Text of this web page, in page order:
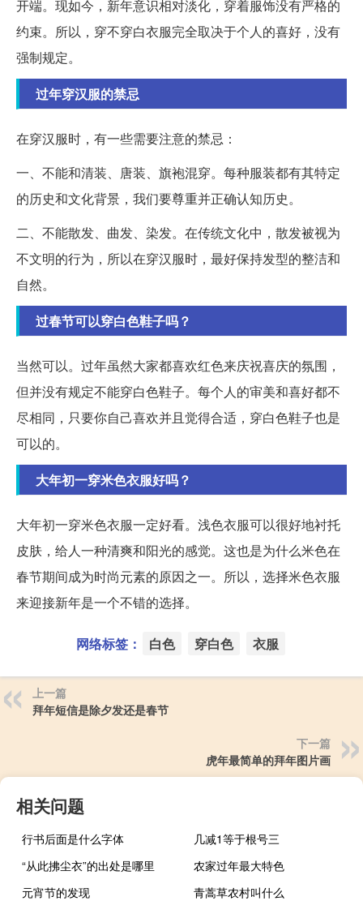
开端。现如今，新年意识相对淡化，穿着服饰没有严格的
约束。所以，穿不穿白衣服完全取决于个人的喜好，没有
强制规定。
过年穿汉服的禁忌
在穿汉服时，有一些需要注意的禁忌：
一、不能和清装、唐装、旗袍混穿。每种服装都有其特定
的历史和文化背景，我们要尊重并正确认知历史。
二、不能散发、曲发、染发。在传统文化中，散发被视为
不文明的行为，所以在穿汉服时，最好保持发型的整洁和
自然。
过春节可以穿白色鞋子吗？
当然可以。过年虽然大家都喜欢红色来庆祝喜庆的氛围，
但并没有规定不能穿白色鞋子。每个人的审美和喜好都不
尽相同，只要你自己喜欢并且觉得合适，穿白色鞋子也是
可以的。
大年初一穿米色衣服好吗？
大年初一穿米色衣服一定好看。浅色衣服可以很好地衬托
皮肤，给人一种清爽和阳光的感觉。这也是为什么米色在
春节期间成为时尚元素的原因之一。所以，选择米色衣服
来迎接新年是一个不错的选择。
网络标签： 白色 穿白色 衣服
上一篇
拜年短信是除夕发还是春节
下一篇
虎年最简单的拜年图片画
相关问题
行书后面是什么字体
几减1等于根号三
“从此拂尘衣”的出处是哪里
农家过年最大特色
元宵节的发现
青蒿草农村叫什么